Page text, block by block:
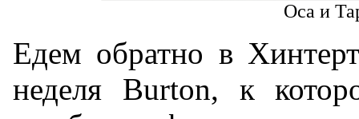
Оса и
Едем обратно в
неделя Burton, к